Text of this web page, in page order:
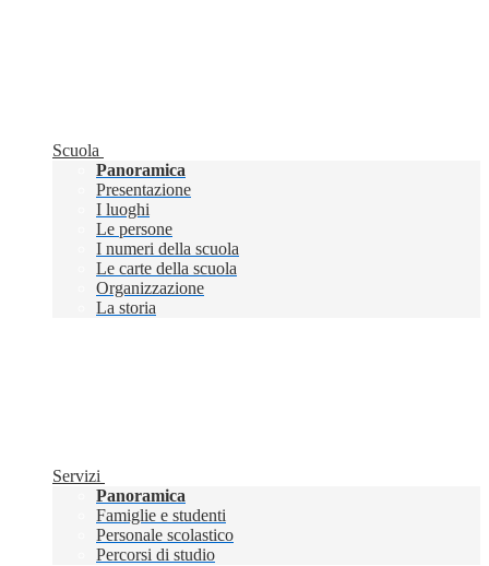
Scuola
Panoramica
Presentazione
I luoghi
Le persone
I numeri della scuola
Le carte della scuola
Organizzazione
La storia
Servizi
Panoramica
Famiglie e studenti
Personale scolastico
Percorsi di studio